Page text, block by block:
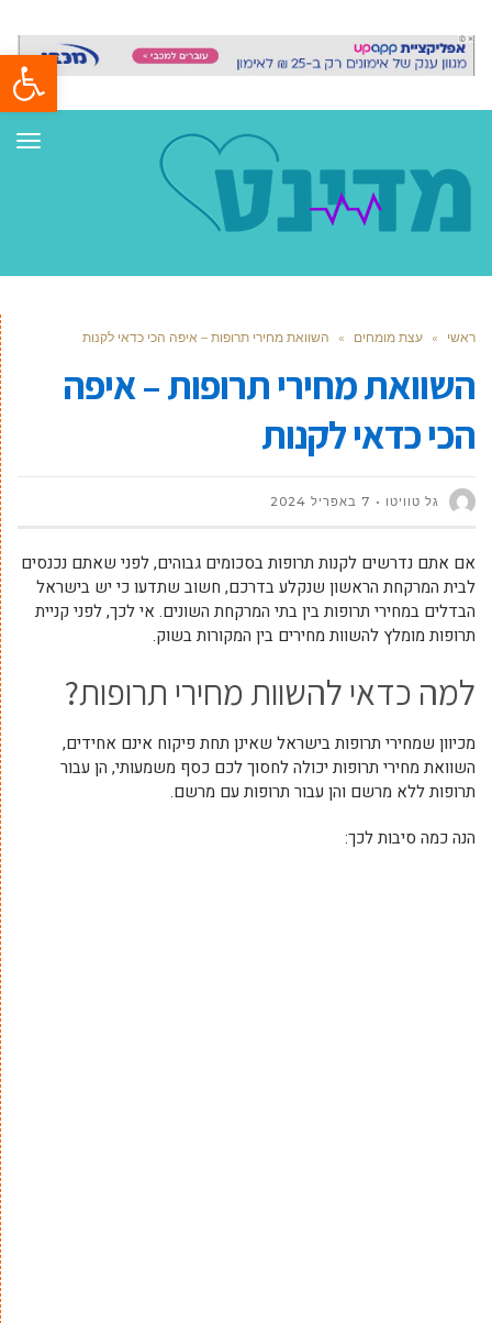
פתח
ראשי » עצת מומחים » השוואת מחירי תרופות – איפה הכי כדאי לקנות
השוואת מחירי תרופות – איפה
הכי כדאי לקנות
גל טוויטו 7 באפריל 2024
אם אתם נדרשים לקנות תרופות בסכומים גבוהים, לפני שאתם נכנסים
לבית המרקחת הראשון שנקלע בדרכם, חשוב שתדעו כי יש בישראל
הבדלים במחירי תרופות בין בתי המרקחת השונים. אי לכך, לפני קניית
תרופות מומלץ להשוות מחירים בין המקורות בשוק.
למה כדאי להשוות מחירי תרופות?
מכיוון שמחירי תרופות בישראל שאינן תחת פיקוח אינם אחידים,
השוואת מחירי תרופות יכולה לחסוך לכם כסף משמעותי, הן עבור
תרופות ללא מרשם והן עבור תרופות עם מרשם.
הנה כמה סיבות לכך: